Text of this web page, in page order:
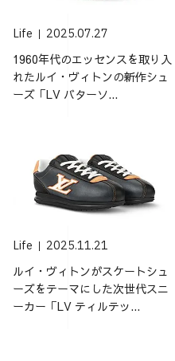
Life 2025.07.27
1960年代のエッセンスを取り入
れたルイ・ヴィトンの新作シュ
ーズ「LV バターソ...
Life 2025.11.21
ルイ・ヴィトンがスケートシュ
ーズをテーマにした次世代スニ
ーカー「LV ティルテッ...